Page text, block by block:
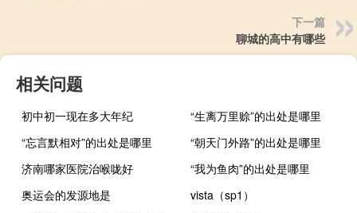
下一篇
聊城的高中有哪些
相关问题
初中初一现在多大年纪
“生离万里赊”的出处是哪里
“忘言默相对”的出处是哪里
“朝天门外路”的出处是哪里
济南哪家医院治喉咙好
“我为鱼肉”的出处是哪里
奥运会的发源地是
vista（sp1）